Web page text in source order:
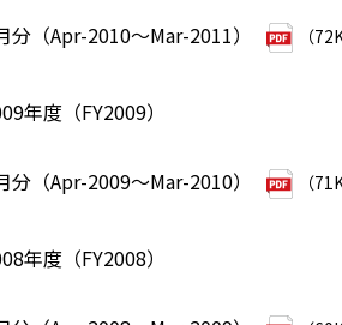
（Apr-2010～Mar-2011） （
年度（FY2009）
（Apr-2009～Mar-2010） （
年度（FY2008）